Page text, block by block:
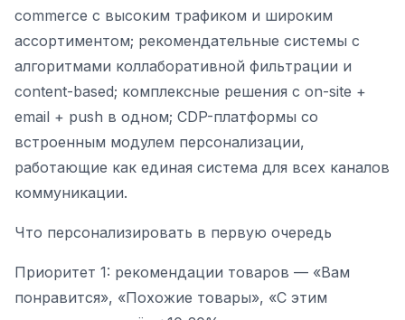
commerce с высоким трафиком и широким
ассортиментом; рекомендательные системы с
алгоритмами коллаборативной фильтрации и
content-based; комплексные решения с on-site +
email + push в одном; CDP-платформы со
встроенным модулем персонализации,
работающие как единая система для всех каналов
коммуникации.
Что персонализировать в первую очередь
Приоритет 1: рекомендации товаров — «Вам
понравится», «Похожие товары», «С этим